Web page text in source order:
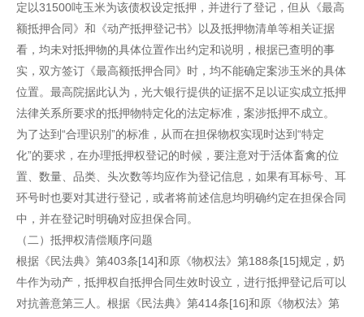
定以31500吨玉米为该债权设定抵押，并进行了登记，但从《最高
额抵押合同》和《动产抵押登记书》以及抵押物清单等相关证据
看，均未对抵押物的具体位置作出约定和说明，根据已查明的事
实，双方签订《最高额抵押合同》时，均不能确定案涉玉米的具体
位置。最高院据此认为，光大银行提供的证据不足以证实成立抵押
法律关系所要求的抵押物特定化的法定标准，案涉抵押不成立。
为了达到“合理识别”的标准，从而在担保物权实现时达到“特定
化”的要求，在办理抵押权登记的时候，要注意对于活体畜禽的位
置、数量、品类、头次数等均应作为登记信息，如果有耳标号、耳
环号时也要对其进行登记，或者将前述信息均明确约定在担保合同
中，并在登记时明确对应担保合同。
（二）抵押权清偿顺序问题
根据《民法典》第403条[14]和原《物权法》第188条[15]规定，奶
牛作为动产，抵押权自抵押合同生效时设立，进行抵押登记后可以
对抗善意第三人。根据《民法典》第414条[16]和原《物权法》第